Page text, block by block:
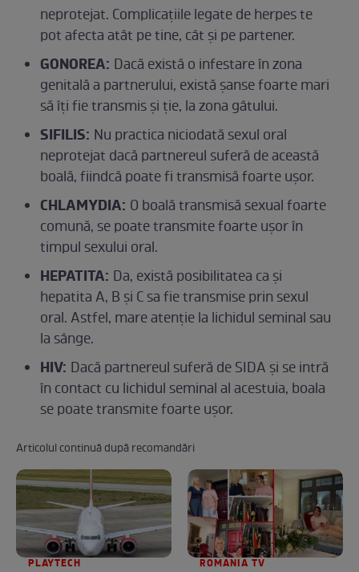
neprotejat. Complicațiile legate de herpes te
pot afecta atât pe tine, cât și pe partener.
GONOREA: Dacă există o infestare în zona
genitală a partnerului, există șanse foarte mari
să îți fie transmis și ție, la zona gâtului.
SIFILIS: Nu practica niciodată sexul oral
neprotejat dacă partnereul suferă de această
boală, fiindcă poate fi transmisă foarte ușor.
CHLAMYDIA: O boală transmisă sexual foarte
comună, se poate transmite foarte ușor în
timpul sexului oral.
HEPATITA: Da, există posibilitatea ca și
hepatita A, B și C sa fie transmise prin sexul
oral. Astfel, mare atenție la lichidul seminal sau
la sânge.
HIV: Dacă partnereul suferă de SIDA și se intră
în contact cu lichidul seminal al acestuia, boala
se poate transmite foarte ușor.
Articolul continuă după recomandări
PLAYTECH ROMANIA TV